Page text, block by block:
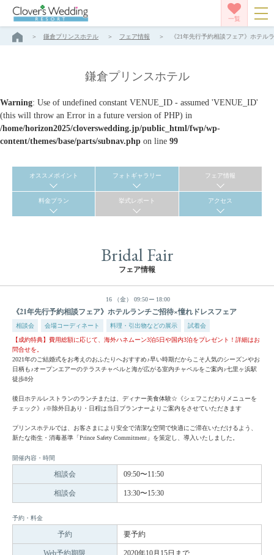
一覧
鎌倉プリンスホテル フェア情報 《21年先行予約相談フェア》ホテ
鎌倉プリンスホテル
Warning: Use of undefined constant VENUE_ID - assumed 'VENUE_ID'
(this will throw an Error in a future version of PHP) in
/home/horizon2025/cloverswedding.jp/public_html/fwp/wp-
content/themes/base/parts/subnav.php on line 99
オススメポイント フォトギャラリー フェア情報
料金プラン 挙式レポート アクセス
Bridal Fair
フェア情報
16 （金） 09:50 18:00
《21年先行予約相談フェア》ホテルランチご招待×憧れドレスフェア
相談会 会場コーディネート 料理・引出物などの展示 試着会
【成約特典】費用総額に応じて、海外ハネムーン3泊5日や国内3泊をプレゼント！詳細はお
問合せを。
2021年のご結婚式をお考えのおふたりへおすすめ♪早い時期だからこそ人気のシーズンやお
日柄も♪オープンエアーのテラスチャペルと海が広がる室内チャペルをご案内♪七里ヶ浜駅
徒歩8分
後日ホテルレストランのランチまたは、ディナー美食体験☆《シェフこだわりメニューを
チェック》♪※除外日あり・日程は当日プランナーよりご案内をさせていただきます
プリンスホテルでは、お客さまにより安全で清潔な空間で快適にご滞在いただけるよう、
新たな衛生・消毒基準「Prince Safety Commitment」を策定し、導入いたしました。
開催内容・時間
相談会 09:50〜11:50
相談会 13:30〜15:30
予約・料金
予約 要予約
Web予約期限 2020年10月15日まで